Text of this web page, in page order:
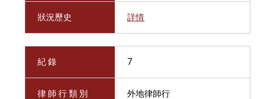
狀況歷史 詳情
紀 錄 7
律 師 行 類 別 外地律師行